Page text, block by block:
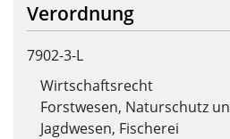
Verordnung
7902-3-L
Wirtschaftsrecht
Forstwesen, Naturschutz
Jagdwesen, Fischerei